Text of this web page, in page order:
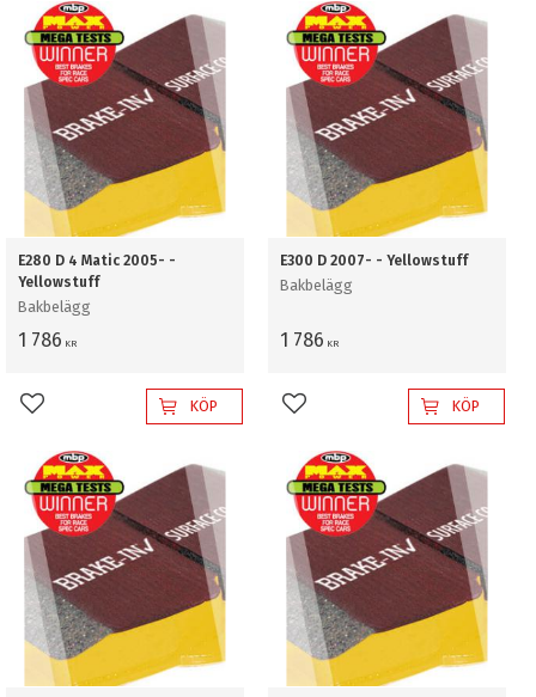
E280 D 4 Matic 2005- -
Yellowstuff
Bakbelägg
1 786 KR
Lägg till i favoriterKÖP
E300 D 2007- - Yellowstuff
Bakbelägg
1 786 KR
Lägg till i favoriterKÖP